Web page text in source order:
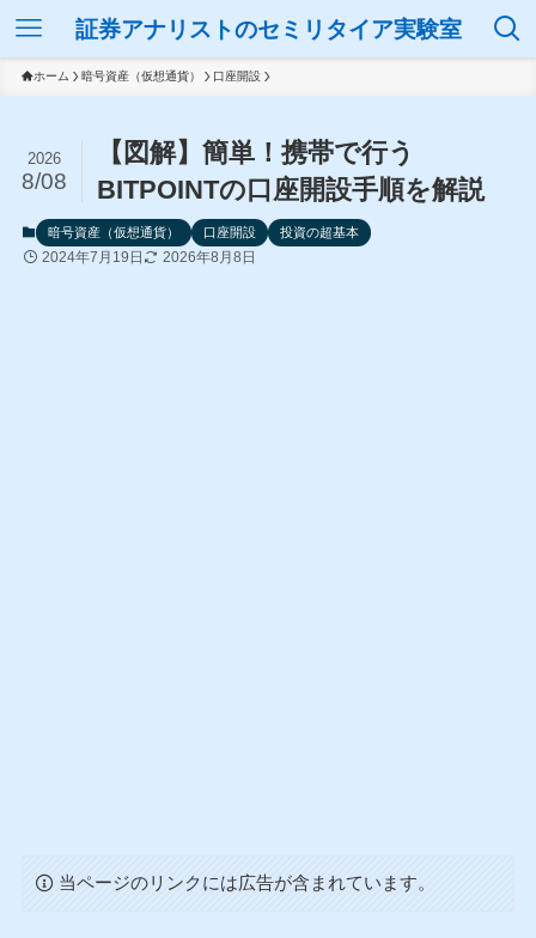
証券アナリストのセミリタイア実験室
ホーム 暗号資産（仮想通貨） 口座開設
【図解】簡単！携帯で行う
BITPOINTの口座開設手順を解説
2026
8/08
暗号資産（仮想通貨） 口座開設 投資の超基本
2024年7月19日 2026年8月8日
当ページのリンクには広告が含まれています。